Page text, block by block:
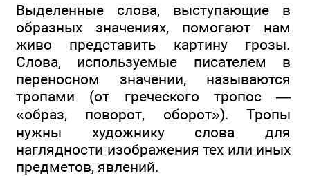
Выделенные слова, выступающие в
образных значениях, помогают нам
живо представить картину грозы.
Слова, используемые писателем в
переносном значении, называются
тропами (от греческого тропос —
«образ, поворот, оборот»). Тропы
нужны художнику слова для
наглядности изображения тех или иных
предметов, явлений.